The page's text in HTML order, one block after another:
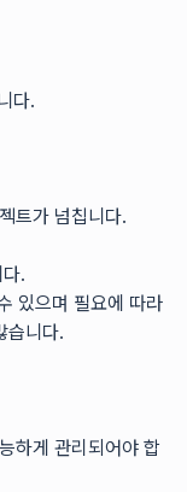
다.
트가 넘칩니다.
.
있으며 필요에 따라
습니다.
하게 관리되어야 합